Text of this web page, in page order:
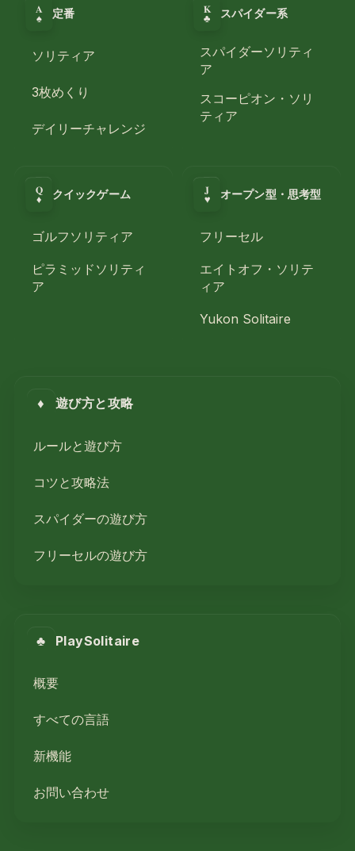
A
♠ 定番
ソリティア
3枚めくり
デイリーチャレンジ
K
♣ スパイダー系
スパイダーソリティ
ア
スコーピオン・ソリ
ティア
Q
♦ クイックゲーム
ゴルフソリティア
ピラミッドソリティ
ア
J
♥ オープン型・思考型
フリーセル
エイトオフ・ソリテ
ィア
Yukon Solitaire
♦ 遊び方と攻略
ルールと遊び方
コツと攻略法
スパイダーの遊び方
フリーセルの遊び方
♣ PlaySolitaire
概要
すべての言語
新機能
お問い合わせ